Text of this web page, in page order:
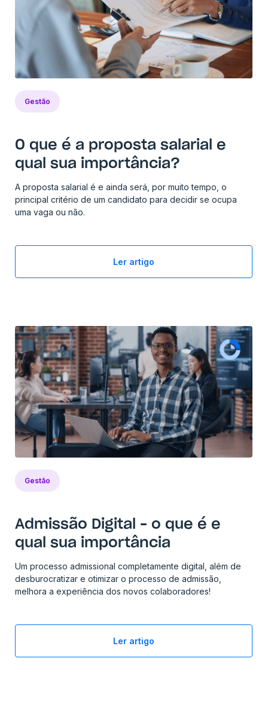
Gestão
O que é a proposta salarial e
qual sua importância?
A proposta salarial é e ainda será, por muito tempo, o
principal critério de um candidato para decidir se ocupa
uma vaga ou não.
Ler artigo
Gestão
Admissão Digital – o que é e
qual sua importância
Um processo admissional completamente digital, além de
desburocratizar e otimizar o processo de admissão,
melhora a experiência dos novos colaboradores!
Ler artigo